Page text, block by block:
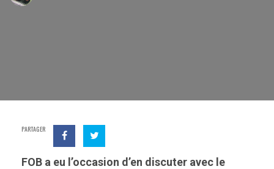
PARTAGER
FOB a eu l’occasion d’en discuter avec le